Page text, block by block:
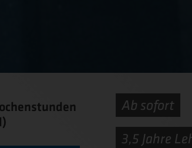
Ab sofort
3,5 Jahre